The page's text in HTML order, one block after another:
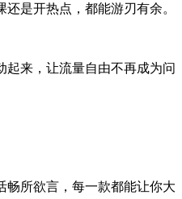
是开热点，都能游刃有余。
来，让流量自由不再成为问
畅所欲言，每一款都能让你大